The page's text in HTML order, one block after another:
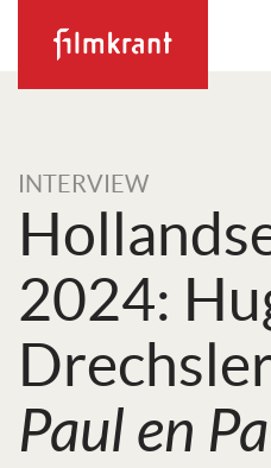
INTERVIEW
2024:
Paul en